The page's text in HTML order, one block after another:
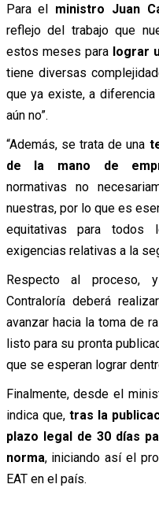
Para el ministro Juan
reflejo del trabajo que
estos meses para lograr
tiene diversas
que ya existe, a
aún no”.
“Además, se trata de una
de la mano de
normativas no
nuestras, por lo que es
equitativas para todos
exigencias relativas a la
Respecto al proceso,
Contraloría deberá
avanzar hacia la toma de
listo para su pronta
que se esperan lograr
Finalmente, desde el
indica que, tras la
plazo legal de 30 días
norma, iniciando así el
EAT en el país.